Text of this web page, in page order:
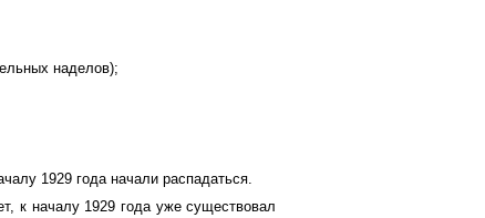
наделов);
1929 года начали распадаться.
к началу 1929 года уже существовал